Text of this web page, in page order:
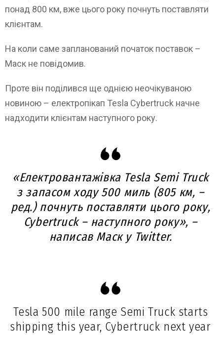
понад 800 км, вже цього року почнуть поставляти
клієнтам.
На коли саме запланований початок поставок –
Маск не повідомив.
Проте він поділився ще однією неочікуваною
новиною – електропікап Tesla Cybertruck начне
надходити клієнтам наступного року.
«Електровантажівка Tesla Semi Truck
з запасом ходу 500 миль (805 км, –
ред.) почнуть поставляти цього року,
Cybertruck – наступного року», –
написав Маск у Twitter.
Tesla 500 mile range Semi Truck starts
shipping this year, Cybertruck next year